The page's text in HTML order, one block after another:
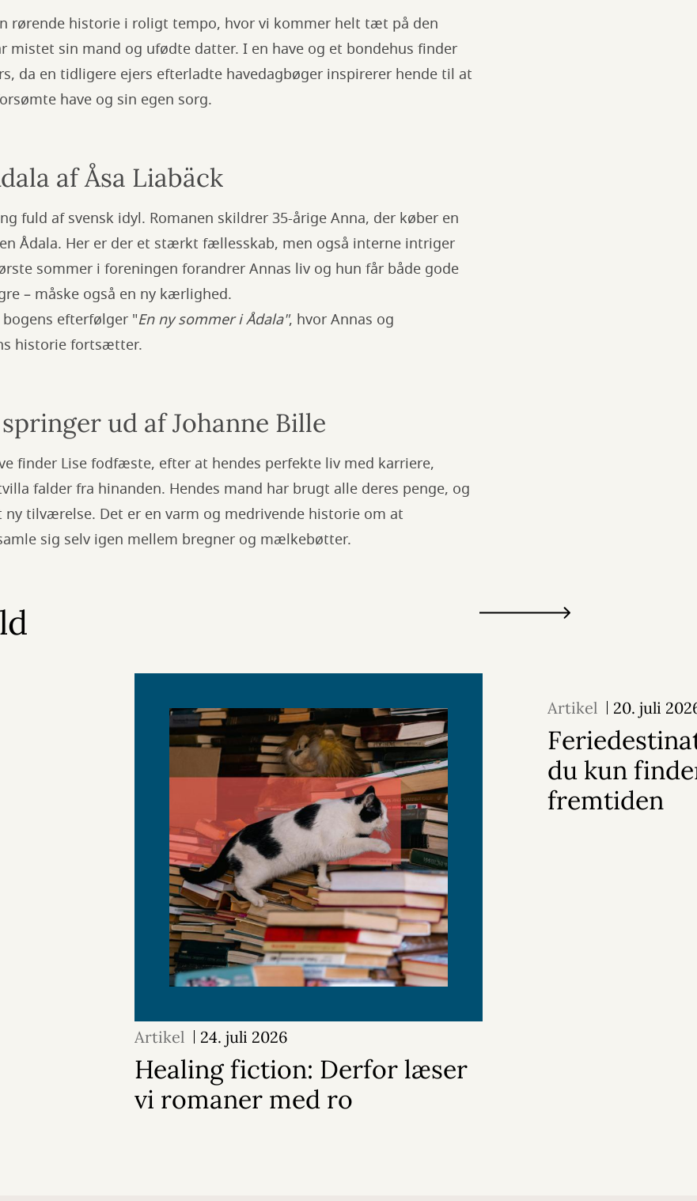
rørende historie i roligt tempo, hvor vi kommer helt tæt på den
mistet sin mand og ufødte datter. I en have og et bondehus finder
da en tidligere ejers efterladte havedagbøger inspirerer hende til at
have og sin egen sorg.
af Åsa Liabäck
fuld af svensk idyl. Romanen skildrer 35-årige Anna, der køber en
Ådala. Her er der et stærkt fællesskab, men også interne intriger
sommer i foreningen forandrer Annas liv og hun får både gode
– måske også en ny kærlighed.
efterfølger "En ny sommer i Ådala", hvor Annas og
historie fortsætter.
ud af Johanne Bille
finder Lise fodfæste, efter at hendes perfekte liv med karriere,
falder fra hinanden. Hendes mand har brugt alle deres penge, og
ny tilværelse. Det er en varm og medrivende historie om at
sig selv igen mellem bregner og mælkebøtter.
Artikel 24. juli 2026
Healing fiction: Derfor læser
vi romaner med ro
Artikel 20. juli
du kun
fremtiden